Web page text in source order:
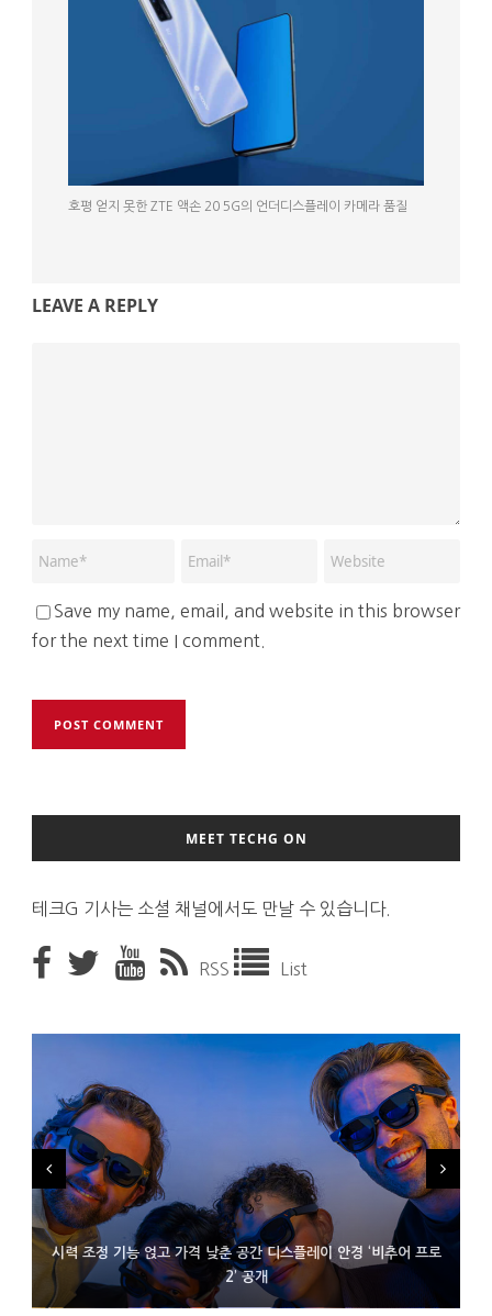
호평 얻지 못한 ZTE 액손 20 5G의 언더디스플레이 카메라 품질
LEAVE A REPLY
Save my name, email, and website in this browser
for the next time I comment.
MEET TECHG ON
테크G 기사는 소셜 채널에서도 만날 수 있습니다.
RSS List
시력 조정 기능 얹고 가격 낮춘 공간 디스플레이 안경 ‘비추어 프로
2’ 공개
D램 부족에 10억달러어치 아이폰18 프로세서 패키징 대기 중
300~400달러 반지형 스피커 준비하는 오픈AI